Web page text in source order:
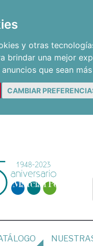
y otras
brindar una mejor
que sean
CAMBIAR